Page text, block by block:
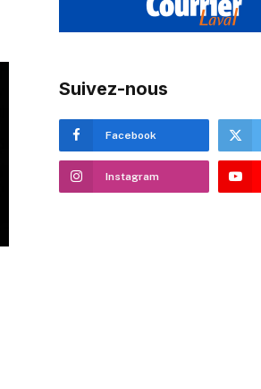
Suivez-nous
Facebook
Instagram